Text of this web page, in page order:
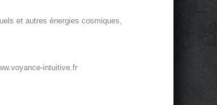
et autres énergies cosmiques,
intuitive.fr